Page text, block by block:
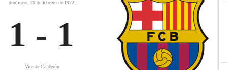
domingo, 20 de febrero de 1972
1 - 1
Vicente Calderón